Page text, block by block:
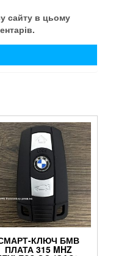
сайту в цьому
КЛЮЧ БМВ
ПЛАТА 315 MHZ